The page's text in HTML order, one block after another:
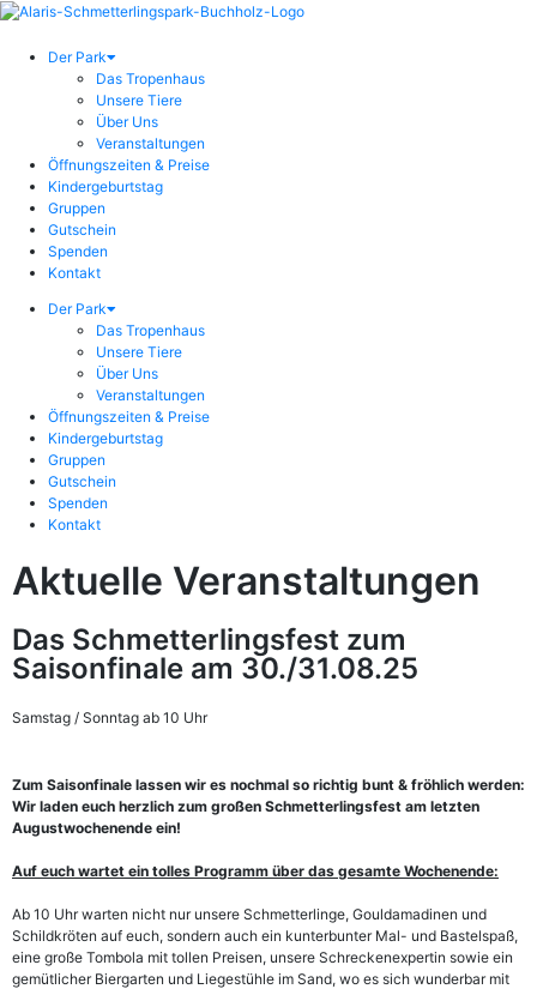
Der Park
Das Tropenhaus
Unsere Tiere
Über Uns
Veranstaltungen
Öffnungszeiten & Preise
Kindergeburtstag
Gruppen
Gutschein
Spenden
Kontakt
Der Park
Das Tropenhaus
Unsere Tiere
Über Uns
Veranstaltungen
Öffnungszeiten & Preise
Kindergeburtstag
Gruppen
Gutschein
Spenden
Kontakt
Aktuelle Veranstaltungen
Das Schmetterlingsfest zum
Saisonfinale am 30./31.08.25
Samstag / Sonntag ab 10 Uhr
Zum Saisonfinale lassen wir es nochmal so richtig bunt & fröhlich werden:
Wir laden euch herzlich zum großen Schmetterlingsfest am letzten
Augustwochenende ein!
Auf euch wartet ein tolles Programm über das gesamte Wochenende:
Ab 10 Uhr warten nicht nur unsere Schmetterlinge, Gouldamadinen und
Schildkröten auf euch, sondern auch ein kunterbunter Mal- und Bastelspaß,
eine große Tombola mit tollen Preisen, unsere Schreckenexpertin sowie ein
gemütlicher Biergarten und Liegestühle im Sand, wo es sich wunderbar mit